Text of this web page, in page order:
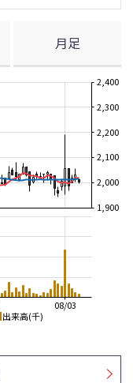
月足
出来高(千)
08/03
1,900
2,000
2,100
2,200
2,300
2,400
2,200
2,400
2,500